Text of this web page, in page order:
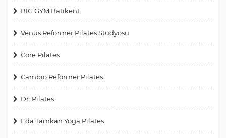
BIG GYM Batıkent
Venüs Reformer Pilates Stüdyosu
Core Pilates
Cambio Reformer Pilates
Dr. Pilates
Eda Tamkan Yoga Pilates